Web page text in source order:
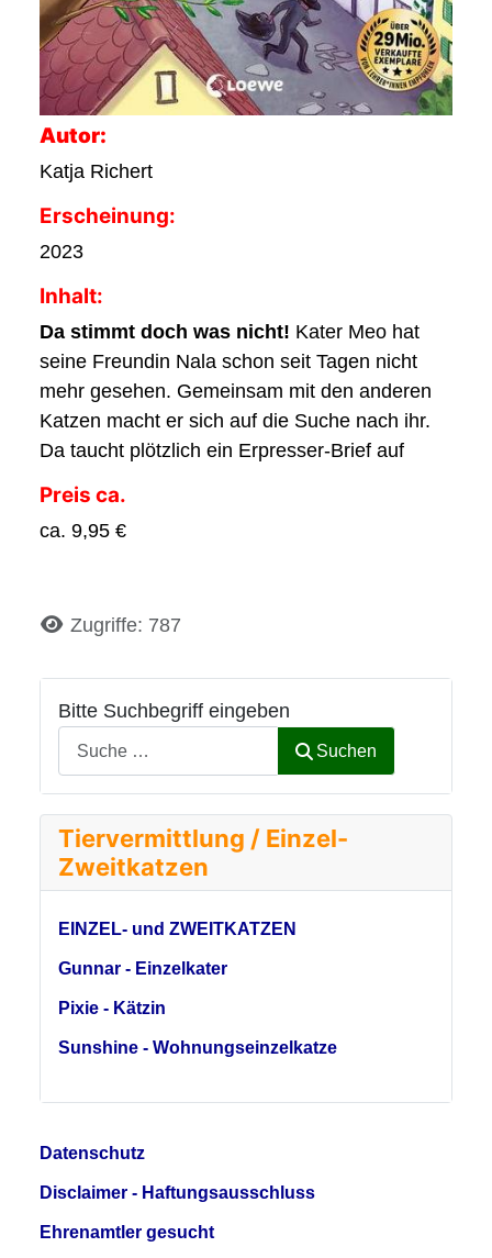
Bitte Suchbegriff eingeben
Suchen
Tiervermittlung / Einzel-
Zweitkatzen
EINZEL- und ZWEITKATZEN
Gunnar - Einzelkater
Pixie - Kätzin
Sunshine - Wohnungseinzelkatze
Autor:
Katja Richert
Erscheinung:
2023
Inhalt:
Da stimmt doch was nicht! Kater Meo hat
seine Freundin Nala schon seit Tagen nicht
mehr gesehen. Gemeinsam mit den anderen
Katzen macht er sich auf die Suche nach ihr.
Da taucht plötzlich ein Erpresser-Brief auf
Preis ca.
ca. 9,95 €
DetailsZugriffe: 787
Datenschutz
Disclaimer - Haftungsausschluss
Ehrenamtler gesucht